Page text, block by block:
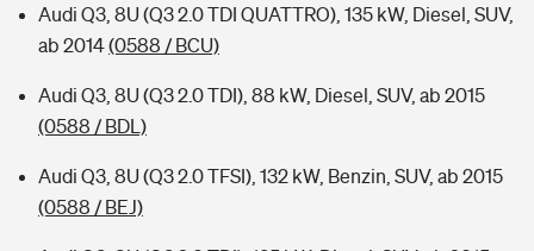
Audi Q3, 8U (Q3 2.0 TDI QUATTRO), 135 kW, Diesel, SUV,
ab 2014(0588 / BCU)
Audi Q3, 8U (Q3 2.0 TDI), 88 kW, Diesel, SUV, ab 2015
(0588 / BDL)
Audi Q3, 8U (Q3 2.0 TFSI), 132 kW, Benzin, SUV, ab 2015
(0588 / BEJ)